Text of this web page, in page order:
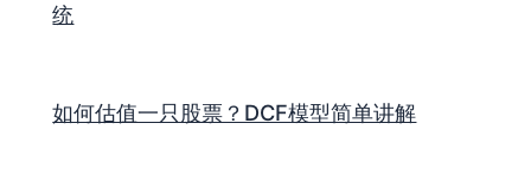
统
如何估值一只股票？DCF模型简单讲解